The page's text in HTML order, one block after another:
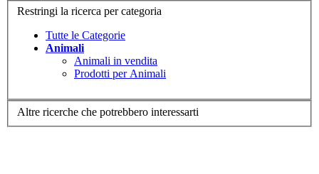
Restringi la ricerca per categoria
Tutte le Categorie
Animali
Animali in vendita
Prodotti per Animali
Altre ricerche che potrebbero interessarti